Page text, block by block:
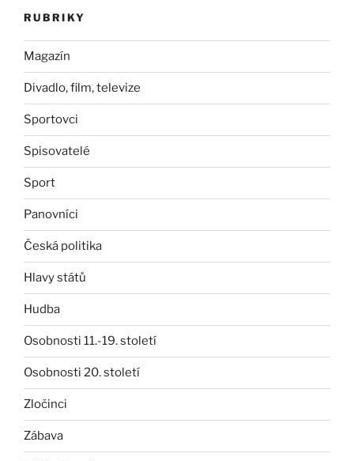
RUBRIKY
Magazín
Divadlo, film, televize
Sportovci
Spisovatelé
Sport
Panovníci
Česká politika
Hlavy států
Hudba
Osobnosti 11.-19. století
Osobnosti 20. století
Zločinci
Zábava